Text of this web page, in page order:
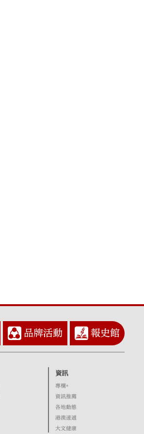
品牌活動 報史館
資訊
專欄+
資訊推薦
各地動態
港澳速遞
大文健康